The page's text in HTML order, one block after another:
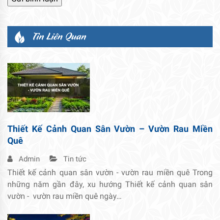
Tin Liên Quan
Thiết Kế Cảnh Quan Sân Vườn – Vườn Rau Miền
Quê
Admin Tin tức
Thiết kế cảnh quan sân vườn - vườn rau miền quê Trong
những năm gần đây, xu hướng Thiết kế cảnh quan sân
vườn - vườn rau miền quê ngày…